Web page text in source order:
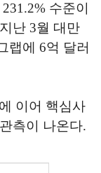
수준이
난 3월 대만
랩에 6억 달러
이어 핵심사
측이 나온다.